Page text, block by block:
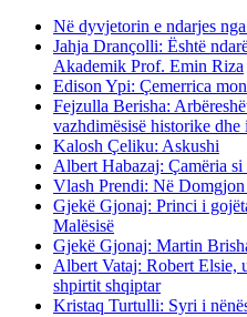
Në dyvjetorin e ndarjes
Jahja Drançolli: Është
Akademik Prof. Emin Riza
Edison Ypi: Çemerrica
Fejzulla Berisha:
vazhdimësisë historike dhe
Kalosh Çeliku: Askushi
Albert Habazaj: Çamëria
Vlash Prendi: Në
Gjekë Gjonaj: Princi i
Malësisë
Gjekë Gjonaj: Martin
Albert Vataj: Robert Elsie,
shpirtit shqiptar
Kristaq Turtulli: Syri i